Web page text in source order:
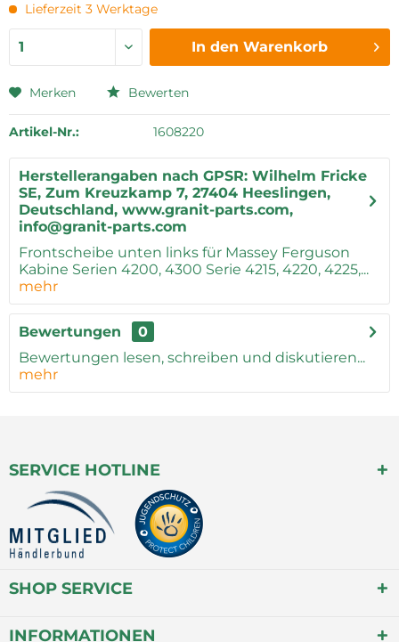
Lieferzeit 3 Werktage
In den Warenkorb
Merken Bewerten
Artikel-Nr.: 1608220
Herstellerangaben nach GPSR: Wilhelm Fricke
SE, Zum Kreuzkamp 7, 27404 Heeslingen,
Deutschland, www.granit-parts.com,
info@granit-parts.com
Frontscheibe unten links für Massey Ferguson
Kabine Serien 4200, 4300 Serie 4215, 4220, 4225,...
mehr
Bewertungen
0
Bewertungen lesen, schreiben und diskutieren...
mehr
SERVICE HOTLINE
SHOP SERVICE
INFORMATIONEN